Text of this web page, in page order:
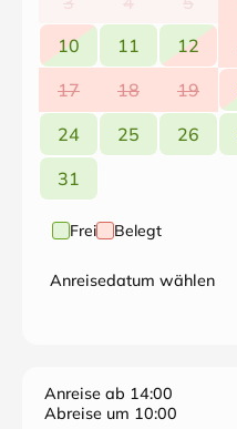
10
11 12
17
18 19
24
25 26
31
Frei Belegt
Anreisedatum wählen
Anreise ab 14:00
Abreise um 10:00